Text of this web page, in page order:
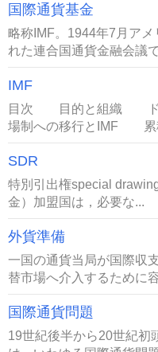
国際通貨基金
略称IMF。1944年7月ア
れた連合国通貨金融会議
IMF
目次 目的と組織 ド
場制への移行とIMF 累
SDR
特別引出権special
金）加盟国は，必要な...
外貨準備
一国の通貨当局が国際収
替市場へ介入するために
国際通貨問題
19世紀後半から20世紀初